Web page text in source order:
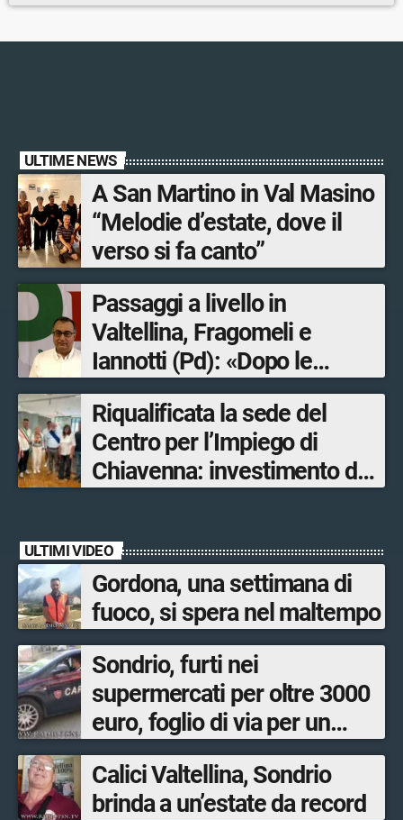
ULTIME NEWS
A San Martino in Val Masino
“Melodie d’estate, dove il
verso si fa canto”
Passaggi a livello in
Valtellina, Fragomeli e
Iannotti (Pd): «Dopo le
Olimpiadi solo un terzo delle
opere sostitutive sarà
ultimato entro il 2026»
Riqualificata la sede del
Centro per l’Impiego di
Chiavenna: investimento da
ULTIMI VIDEO
Gordona, una settimana di
fuoco, si spera nel maltempo
Sondrio, furti nei
supermercati per oltre 3000
euro, foglio di via per un
ventinovenne
Calici Valtellina, Sondrio
brinda a un’estate da record